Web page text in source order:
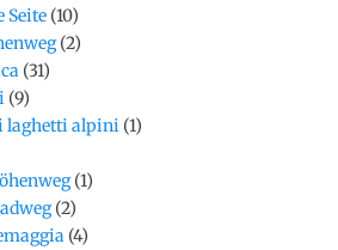
Seite (10)
(2)
(31)
(9)
laghetti alpini (1)
(1)
(2)
(4)